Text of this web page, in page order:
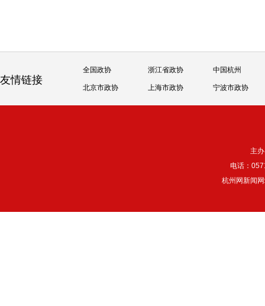
友情链接
全国政协 浙江省政协 中国杭州
北京市政协 上海市政协 宁波市政协
主
电话：
杭州网新闻